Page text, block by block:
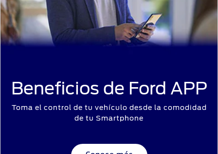
Beneficios de Ford APP
Toma el control de tu vehículo desde la comodidad
de tu Smartphone